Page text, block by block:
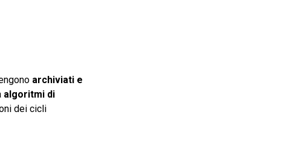
archiviati e
algoritmi di
dei cicli